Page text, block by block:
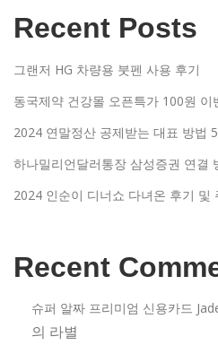
Recent Posts
그랜저 HG 차량용 붓펜 사용 후기
동국제약 건강몰 오픈특가 100원
2024 연말정산 공제받는 대표 방법
하나밀리언달러통장 삼성증권 연결
2024 인순이 디너쇼 다녀온 후기 및
Recent
슈퍼 알짜 프리미엄 신용카드
의 라별